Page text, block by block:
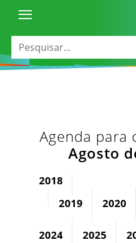
Agenda para
Agosto
2018
2019
2020
2024 2025